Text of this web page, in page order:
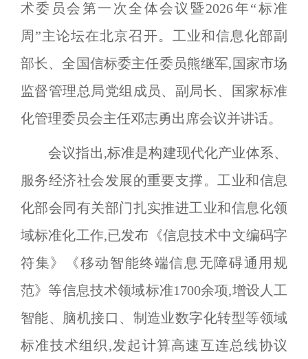
术委员会第一次全体会议暨2026年“标准
周 ”主论坛在北京召开。工业和信息化部副
部长、全国信标委主任委员熊继军,国家市场
监督管理总局党组成员、副局长、国家标准
化管理委员会主任邓志勇出席会议并讲话。
会议指出,标准是构建现代化产业体系、
服务经济社会发展的重要支撑。工业和信息
化部会同有关部门扎实推进工业和信息化领
域标准化工作,已发布《信息技术中文编码字
符集》《移动智能终端信息无障碍通用规
范》等信息技术领域标准1700余项,增设人工
智能、脑机接口、制造业数字化转型等领域
标准技术组织,发起计算高速互连总线协议